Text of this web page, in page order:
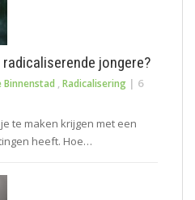
jongere?
Binnenstad , Radicalisering | 6
te maken krijgen met een
heeft. Hoe…